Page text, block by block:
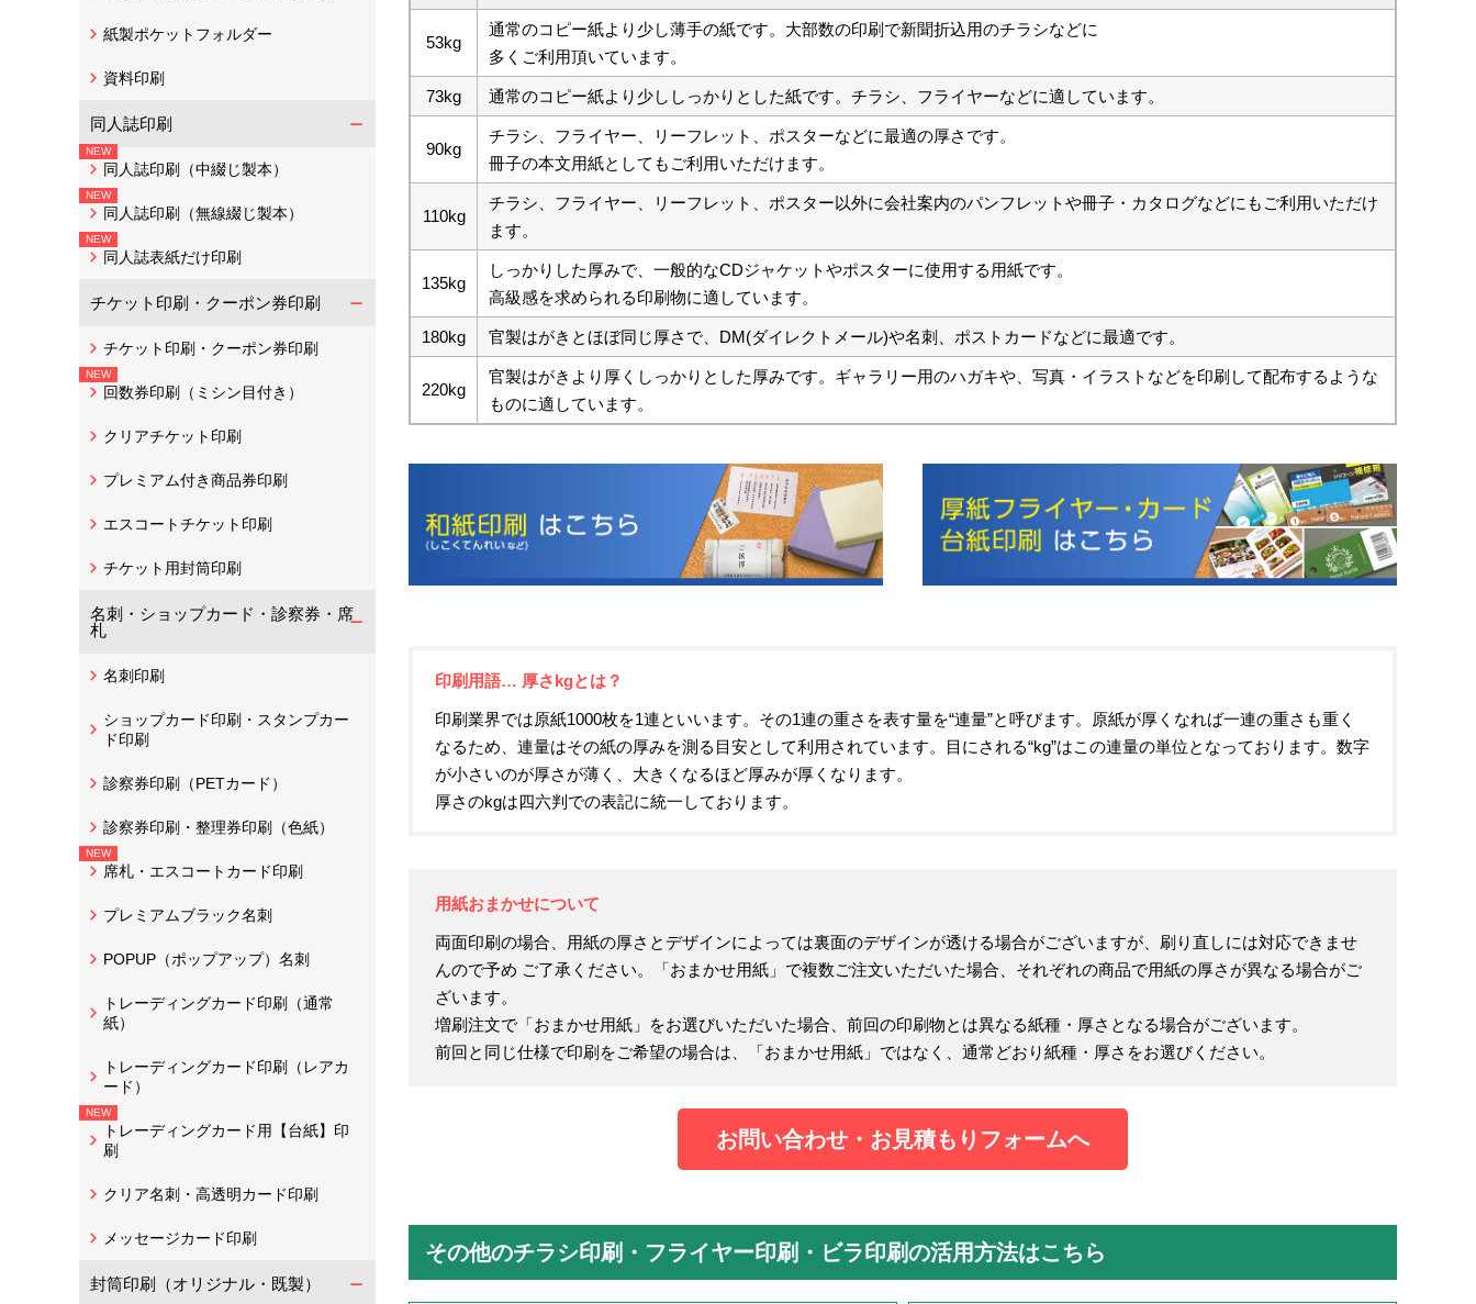
紙製ポケットフォルダー
資料印刷
同人誌印刷
同人誌印刷（中綴じ製本）
同人誌印刷（無線綴じ製本）
同人誌表紙だけ印刷
チケット印刷・クーポン券印刷
チケット印刷・クーポン券印刷
回数券印刷（ミシン目付き）
クリアチケット印刷
プレミアム付き商品券印刷
エスコートチケット印刷
チケット用封筒印刷
名刺・ショップカード・診察券・席
札
名刺印刷
ショップカード印刷・スタンプカー
ド印刷
診察券印刷（PETカード）
診察券印刷・整理券印刷（色紙）
席札・エスコートカード印刷
プレミアムブラック名刺
POPUP（ポップアップ）名刺
トレーディングカード印刷（通常
紙）
トレーディングカード印刷（レアカ
ード）
トレーディングカード用【台紙】印
刷
クリア名刺・高透明カード印刷
メッセージカード印刷
封筒印刷（オリジナル・既製）
53kg
通常のコピー紙より少し薄手の紙です。大部数の印刷で新聞折込用のチラシなどに
多くご利用頂いています。
73kg 通常のコピー紙より少ししっかりとした紙です。チラシ、フライヤーなどに適しています。
90kg
チラシ、フライヤー、リーフレット、ポスターなどに最適の厚さです。
冊子の本文用紙としてもご利用いただけます。
110kg
チラシ、フライヤー、リーフレット、ポスター以外に会社案内のパンフレットや冊子・カタログなどにもご利用いただけ
ます。
135kg
しっかりした厚みで、一般的なCDジャケットやポスターに使用する用紙です。
高級感を求められる印刷物に適しています。
180kg 官製はがきとほぼ同じ厚さで、DM(ダイレクトメール)や名刺、ポストカードなどに最適です。
220kg
官製はがきより厚くしっかりとした厚みです。ギャラリー用のハガキや、写真・イラストなどを印刷して配布するような
ものに適しています。
印刷用語… 厚さkgとは？
印刷業界では原紙1000枚を1連といいます。その1連の重さを表す量を“連量”と呼びます。原紙が厚くなれば一連の重さも重く
なるため、連量はその紙の厚みを測る目安として利用されています。目にされる“kg”はこの連量の単位となっております。数字
が小さいのが厚さが薄く、大きくなるほど厚みが厚くなります。
厚さのkgは四六判での表記に統一しております。
用紙おまかせについて
両面印刷の場合、用紙の厚さとデザインによっては裏面のデザインが透ける場合がございますが、刷り直しには対応できませ
んので予め ご了承ください。「おまかせ用紙」で複数ご注文いただいた場合、それぞれの商品で用紙の厚さが異なる場合がご
ざいます。
増刷注文で「おまかせ用紙」をお選びいただいた場合、前回の印刷物とは異なる紙種・厚さとなる場合がございます。
前回と同じ仕様で印刷をご希望の場合は、「おまかせ用紙」ではなく、通常どおり紙種・厚さをお選びください。
お問い合わせ・お見積もりフォームへ
その他のチラシ印刷・フライヤー印刷・ビラ印刷の活用方法はこちら